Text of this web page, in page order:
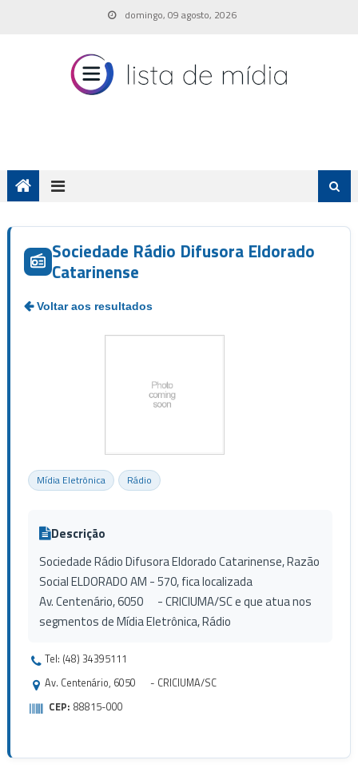
domingo, 09 agosto, 2026
Sociedade Rádio Difusora Eldorado
Catarinense
Mídia Eletrônica Rádio
Descrição
Sociedade Rádio Difusora Eldorado Catarinense, Razão
Social ELDORADO AM - 570, fica localizada
Av. Centenário, 6050 - CRICIUMA/SC e que atua nos
segmentos de Mídia Eletrônica, Rádio
Tel: (48) 34395111
Av. Centenário, 6050 - CRICIUMA/SC
CEP: 88815-000